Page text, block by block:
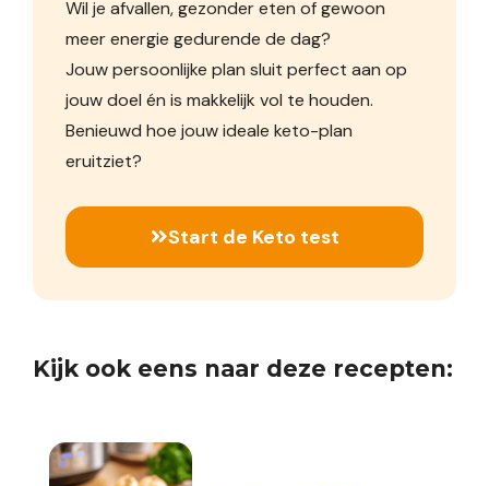
Wil je afvallen, gezonder eten of gewoon
meer energie gedurende de dag?
Jouw persoonlijke plan sluit perfect aan op
jouw doel én is makkelijk vol te houden.
Benieuwd hoe jouw ideale keto-plan
eruitziet?
Start de Keto test
Kijk ook eens naar deze recepten: